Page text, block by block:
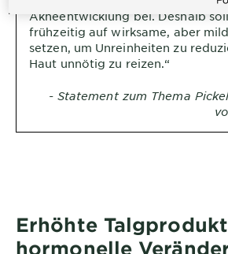
Akneentwicklung bei. Deshalb
frühzeitig auf wirksame, aber
setzen, um Unreinheiten zu
Haut unnötig zu reizen.“
- Statement zum Thema
Erhöhte
hormonelle